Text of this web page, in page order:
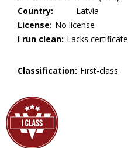
Country:
🇱🇻 Latvia
License: No license
I run clean: Lacks certificate
Classification: First-class